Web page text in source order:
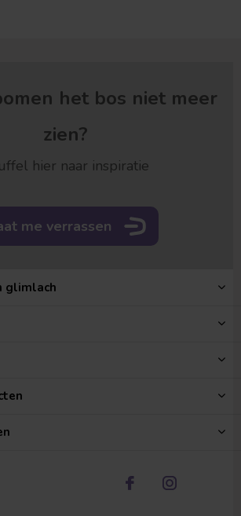
het bos niet meer
zien?
hier naar inspiratie
me verrassen
glimlach